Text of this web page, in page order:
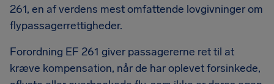
261, en af verdens mest omfattende lovgivninger om
flypassagerrettigheder.
Forordning EF 261 giver passagererne ret til at
kræve kompensation, når de har oplevet forsinkede,